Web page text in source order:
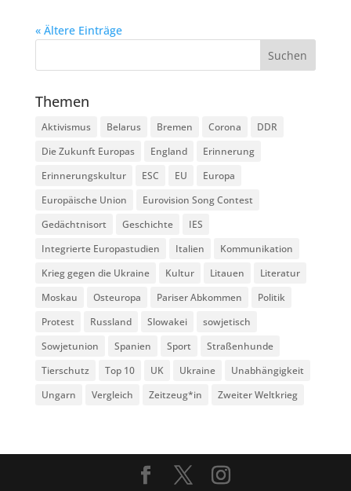
« Ältere Einträge
Themen
Aktivismus Belarus Bremen Corona
DDR
Die Zukunft Europas
England
Erinnerung
Erinnerungskultur
ESC EU
Europa
Europäische Union
Eurovision Song Contest
Gedächtnisort
Geschichte
IES
Integrierte Europastudien
Italien
Kommunikation
Krieg gegen die Ukraine
Kultur Litauen
Literatur
Moskau
Osteuropa Pariser Abkommen
Politik
Protest
Russland Slowakei
sowjetisch
Sowjetunion
Spanien Sport
Straßenhunde
Tierschutz
Top 10 UK Ukraine
Unabhängigkeit
Ungarn
Vergleich Zeitzeug*in Zweiter Weltkrieg